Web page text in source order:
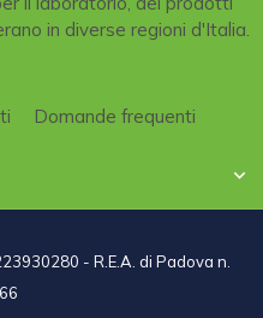
in diverse regioni d'Italia.
Domande frequenti

- R.E.A. di Padova n.